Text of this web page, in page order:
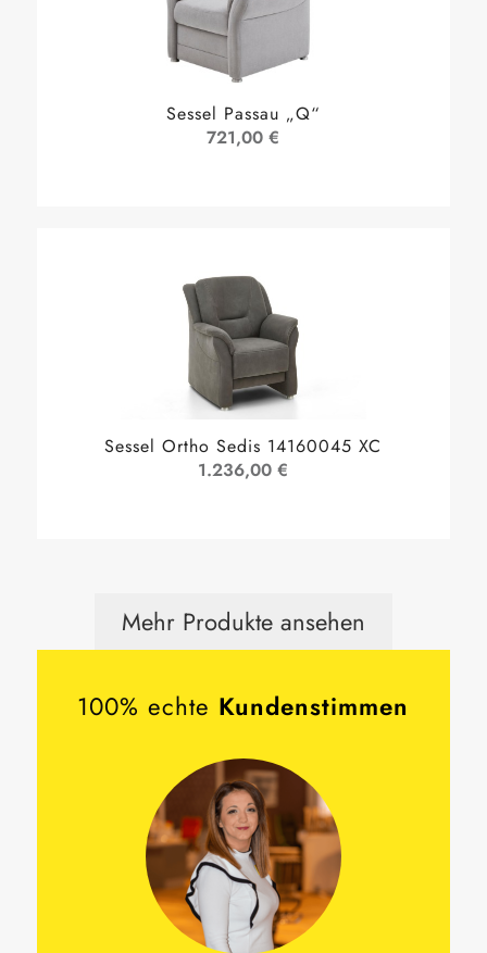
Sessel Passau „Q“
721,00 €
Sessel Ortho Sedis 14160045 XC
1.236,00 €
Mehr Produkte ansehen
100% echte Kundenstimmen